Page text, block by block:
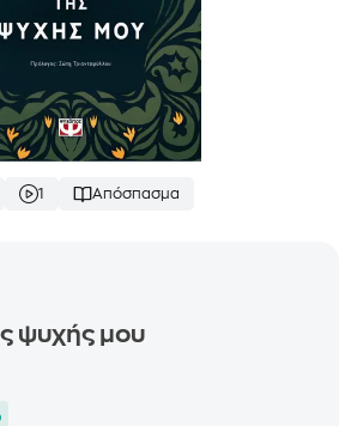
1 Απόσπασμα
ψυχής μου